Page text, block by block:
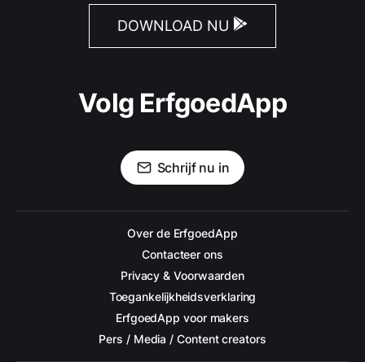
DOWNLOAD NU
Volg ErfgoedApp
Schrijf nu in
Over de ErfgoedApp
Contacteer ons
Privacy & Voorwaarden
Toegankelijkheidsverklaring
ErfgoedApp voor makers
Pers / Media / Content creators